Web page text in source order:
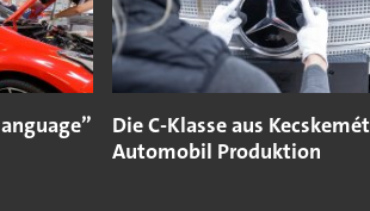
Die C-Klasse aus
Automobil Produktion